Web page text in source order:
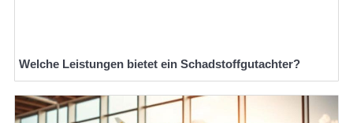
Welche Leistungen bietet ein Schadstoffgutachter?